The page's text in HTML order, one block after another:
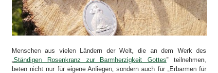
Menschen aus vielen Ländern der Welt, die an dem Werk des
Ständigen Rosenkranz zur Barmherzigkeit Gottes” teilnehmen,
beten nicht nur für eigene Anliegen, sondern auch für „Erbarmen für